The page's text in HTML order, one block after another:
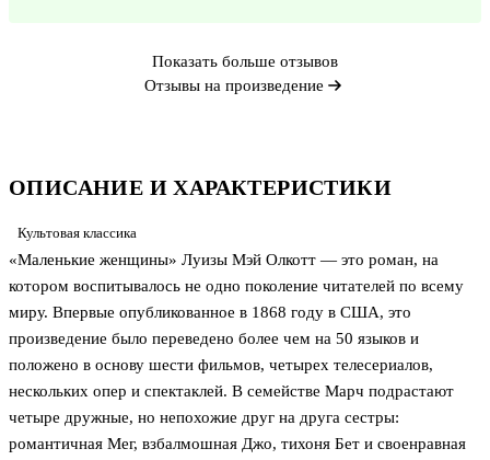
ОПИСАНИЕ И ХАРАКТЕРИСТИКИ
Культовая классика
«Маленькие женщины» Луизы Мэй Олкотт — это роман, на
котором воспитывалось не одно поколение читателей по всему
миру. Впервые опубликованное в 1868 году в США, это
произведение было переведено более чем на 50 языков и
положено в основу шести фильмов, четырех телесериалов,
нескольких опер и спектаклей. В семействе Марч подрастают
четыре дружные, но непохожие друг на друга сестры:
романтичная Мег, взбалмошная Джо, тихоня Бет и своенравная
Показать больше отзывов
Отзывы на произведение